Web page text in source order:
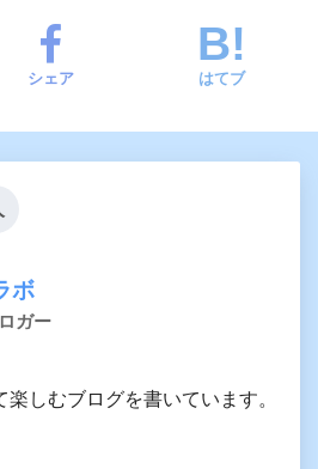
シェア はてブ
ボ
ガー
しむブログを書いています。